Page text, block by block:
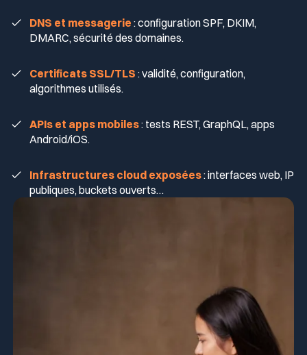
DNS et messagerie : configuration SPF, DKIM,
DMARC, sécurité des domaines.
Certificats SSL/TLS : validité, configuration,
algorithmes utilisés.
APIs et apps mobiles: tests REST, GraphQL, apps
Android/iOS.
Infrastructures cloud exposées: interfaces web, IP
publiques, buckets ouverts…